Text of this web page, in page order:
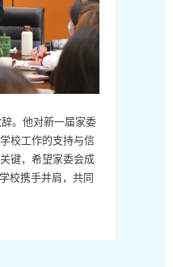
。他对新一届家委
校工作的支持与信
键，希望家委会成
校携手并肩，共同